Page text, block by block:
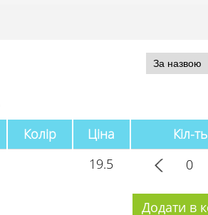
Колір Ціна
Кіл-ть
19.5